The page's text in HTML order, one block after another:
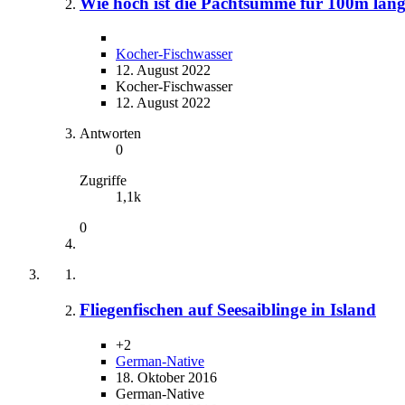
Kocher-Fischwasser
12. August 2022
Kocher-Fischwasser
12. August 2022
Antworten
0
Zugriffe
1,1k
0
Fliegenfischen auf Seesaiblinge in Island
+2
German-Native
18. Oktober 2016
German-Native